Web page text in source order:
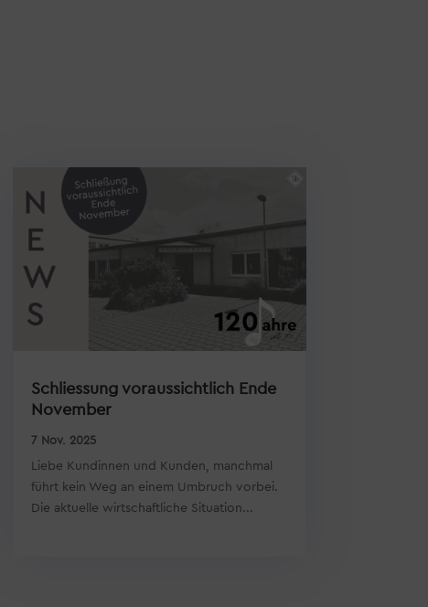
Schliessung voraussichtlich Ende
November
7 Nov. 2025
Liebe Kundinnen und Kunden, manchmal
führt kein Weg an einem Umbruch vorbei.
Die aktuelle wirtschaftliche Situation...